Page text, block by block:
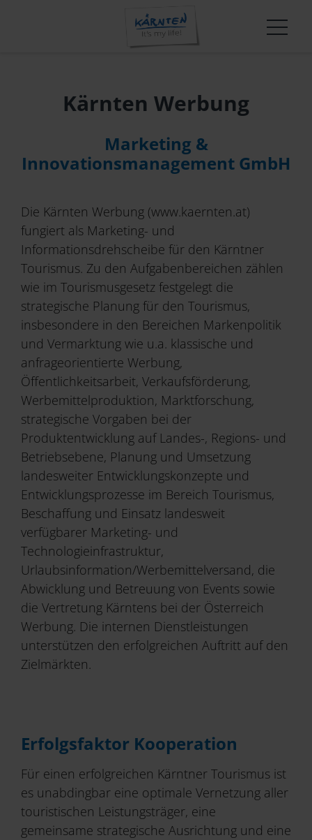
Marke & Marketing
Aktuelle Kampagne
Der Kärntner Gast
Betriebskooperationen
Strategische Schwerpunkte
News
Erlebnis Slow Food Kärnten
Marktforschungen & Statistiken
T-Mona-Auswertungen
Das leistet der Tourismus in Kärnten
Wissen & Innovation
Wissen und Innovation in der Kärnten Werbung
Qualität+ in Kärnten
Erfolgsgeschichten in Kärnten
Service & Mehr
Barrierefrei
TeamHaus Jobbörse
Carinthia Film Commission
Convention
Informationsfreiheitsgesetz
Kärnten Werbung
Marketing &
Innovationsmanagement GmbH
Die Kärnten Werbung (www.kaernten.at)
fungiert als Marketing- und
Informationsdrehscheibe für den Kärntner
Tourismus. Zu den Aufgabenbereichen zählen
wie im Tourismusgesetz festgelegt die
strategische Planung für den Tourismus,
insbesondere in den Bereichen Markenpolitik
und Vermarktung wie u.a. klassische und
anfrageorientierte Werbung,
Öffentlichkeitsarbeit, Verkaufsförderung,
Werbemittelproduktion, Marktforschung,
strategische Vorgaben bei der
Produktentwicklung auf Landes-, Regions- und
Betriebsebene, Planung und Umsetzung
landesweiter Entwicklungskonzepte und
Entwicklungsprozesse im Bereich Tourismus,
Beschaffung und Einsatz landesweit
verfügbarer Marketing- und
Technologieinfrastruktur,
Urlaubsinformation/Werbemittelversand, die
Abwicklung und Betreuung von Events sowie
die Vertretung Kärntens bei der Österreich
Werbung. Die internen Dienstleistungen
unterstützen den erfolgreichen Auftritt auf den
Zielmärkten.
Erfolgsfaktor Kooperation
Für einen erfolgreichen Kärntner Tourismus ist
es unabdingbar eine optimale Vernetzung aller
touristischen Leistungsträger, eine
gemeinsame strategische Ausrichtung und eine